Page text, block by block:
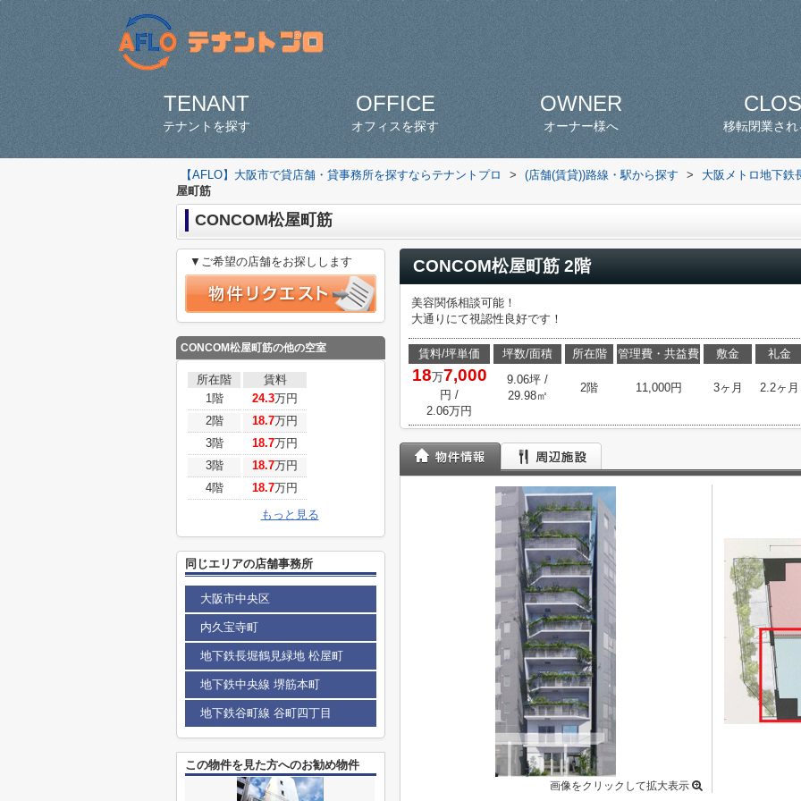
TENANT
テナントを探す
OFFICE
オフィスを探す
OWNER
オーナー様へ 移転閉業さ
【AFLO】大阪市で貸店舗・貸事務所を探すならテナントプロ > (店舗(賃貸))路線・駅から探す >
大阪メトロ地下鉄
屋町筋
CONCOM松屋町筋
CONCOM松屋町筋 2階
美容関係相談可能！
大通りにて視認性良好です！
賃料/坪単価
18万7,000
円 /
2.06万円
坪数/面積
9.06坪 /
29.98㎡
所在階
2階
管理費・共益費
11,000円
敷金
3ヶ月
礼金
2.2ヶ月
画像をクリックして拡大表示
▼ご希望の店舗をお探しします
CONCOM松屋町筋の他の空室
所在階
賃料
1階
24.3万円
2階
18.7万円
3階
18.7万円
3階
18.7万円
4階
18.7万円
もっと見る
同じエリアの店舗事務所
大阪市中央区
内久宝寺町
地下鉄長堀鶴見緑地 松屋町
地下鉄中央線 堺筋本町
地下鉄谷町線 谷町四丁目
この物件を見た方へのお勧め物件